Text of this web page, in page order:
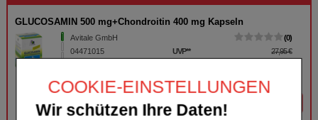
COOKIE-EINSTELLUNGEN
Wir schützen Ihre Daten!
GLUCOSAMIN 500 mg+Chondroitin 400 mg Kapseln
Avitale GmbH
04471015
0
UVP** 27,95 €
Sie sparen 7,93 €
Details